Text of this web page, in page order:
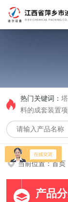
热门关键词：
料的成套装置项
当前位置：首页
产品